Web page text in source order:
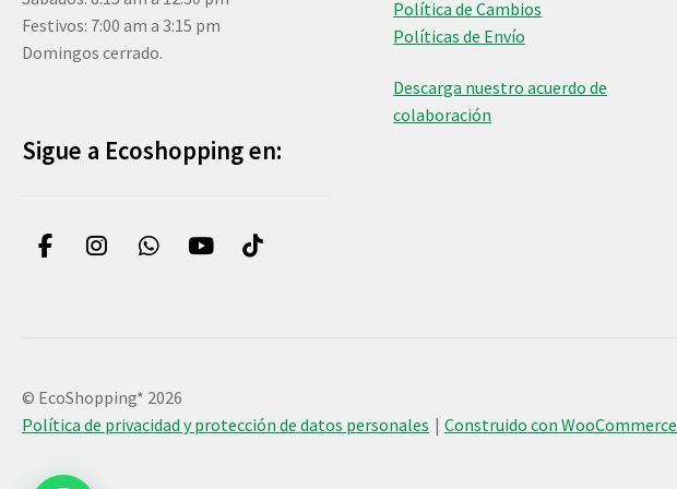
Festivos: 7:00 am a 3:15 pm
Domingos cerrado.
Sigue a Ecoshopping en:
Política de Cambios
Políticas de Envío
Descarga nuestro acuerdo de
colaboración
© EcoShopping* 2026
Política de privacidad y protección de datos personales
Construido con WooCommerce